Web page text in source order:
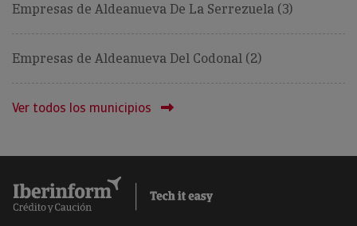
Empresas de Aldeanueva De La Serrezuela (3)
Empresas de Aldeanueva Del Codonal (2)
Ver todos los municipios